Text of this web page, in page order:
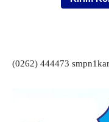
(0262) 444473